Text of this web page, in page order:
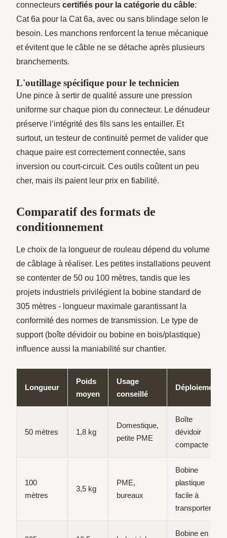
connecteurs certifiés pour la catégorie du câble:
Cat 6a pour la Cat 6a, avec ou sans blindage selon le
besoin. Les manchons renforcent la tenue mécanique
et évitent que le câble ne se détache après plusieurs
branchements.
L'outillage spécifique pour le technicien
Une pince à sertir de qualité assure une pression
uniforme sur chaque pion du connecteur. Le dénudeur
préserve l’intégrité des fils sans les entailler. Et
surtout, un testeur de continuité permet de valider que
chaque paire est correctement connectée, sans
inversion ou court-circuit. Ces outils coûtent un peu
cher, mais ils paient leur prix en fiabilité.
Comparatif des formats de
conditionnement
Le choix de la longueur de rouleau dépend du volume
de câblage à réaliser. Les petites installations peuvent
se contenter de 50 ou 100 mètres, tandis que les
projets industriels privilégient la bobine standard de
305 mètres - longueur maximale garantissant la
conformité des normes de transmission. Le type de
support (boîte dévidoir ou bobine en bois/plastique)
influence aussi la maniabilité sur chantier.
Longueur
Poids
moyen
Usage
conseillé
Déploiement
50 mètres 1,8 kg
Domestique,
petite PME
Boîte
dévidoir
compacte
100
mètres
3,5 kg
PME,
bureaux
Bobine
plastique
facile à
transporter
Bobine en